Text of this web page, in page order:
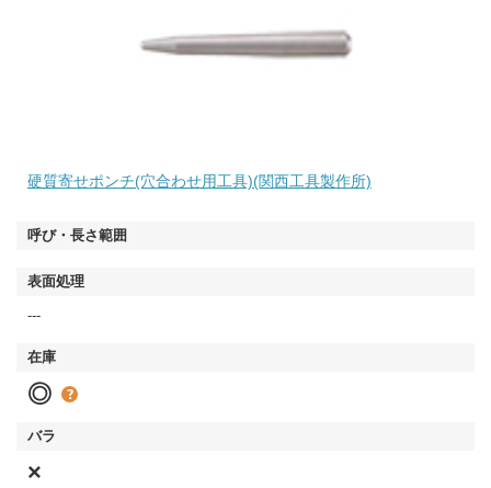
硬質寄せポンチ(穴合わせ用工具)(関西工具製作所)
---
◎
×